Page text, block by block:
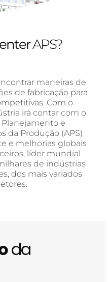
APS?
maneiras de
de fabricação para
Com o
irá contar com o
e
da Produção (APS)
e melhorias globais
líder mundial
de indústrias
dos mais variados
da